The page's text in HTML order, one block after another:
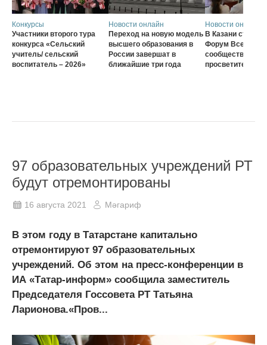
Конкурсы
Участники второго тура
конкурса «Сельский
учитель/ сельский
воспитатель – 2026»
Новости онлайн
Переход на новую модель
высшего образования в
России завершат в
ближайшие три года
Новости онлайн
В Казани
Форум
сообщества
просветителей
97 образовательных учреждений РТ
будут отремонтированы
16 августа 2021 Мәгариф
В этом году в Татарстане капитально
отремонтируют 97 образовательных
учреждений. Об этом на пресс-конференции в
ИА «Татар-информ» сообщила заместитель
Председателя Госсовета РТ Татьяна
Ларионова.«Пров...